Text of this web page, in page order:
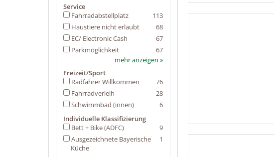
Service
113
Fahrradabstellplatz
68
Haustiere nicht erlaubt
67
EC/ Electronic Cash
67
Parkmöglichkeit
mehr anzeigen »
Freizeit/Sport
76
Radfahrer Willkommen
28
Fahrradverleih
6
Schwimmbad (innen)
Individuelle Klassifizierung
9
Bett + Bike (ADFC)
1
Ausgezeichnete Bayerische
Küche